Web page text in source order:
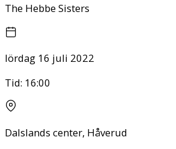
The Hebbe Sisters
lördag 16 juli 2022
Tid: 16:00
Dalslands center, Håverud